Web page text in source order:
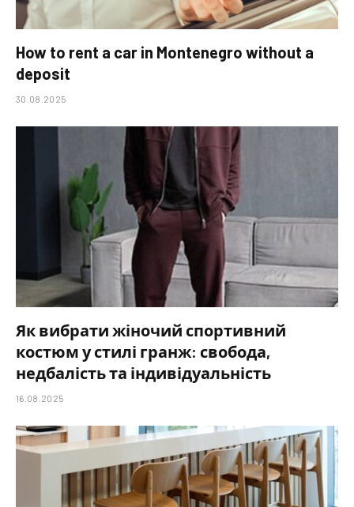
How to rent a car in Montenegro without a
deposit
30.08.2025
Як вибрати жіночий спортивний
костюм у стилі гранж: свобода,
недбалість та індивідуальність
16.08.2025